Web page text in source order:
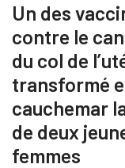
Un des
contre le
du col de
transformé
cauchemar
de deux
femmes